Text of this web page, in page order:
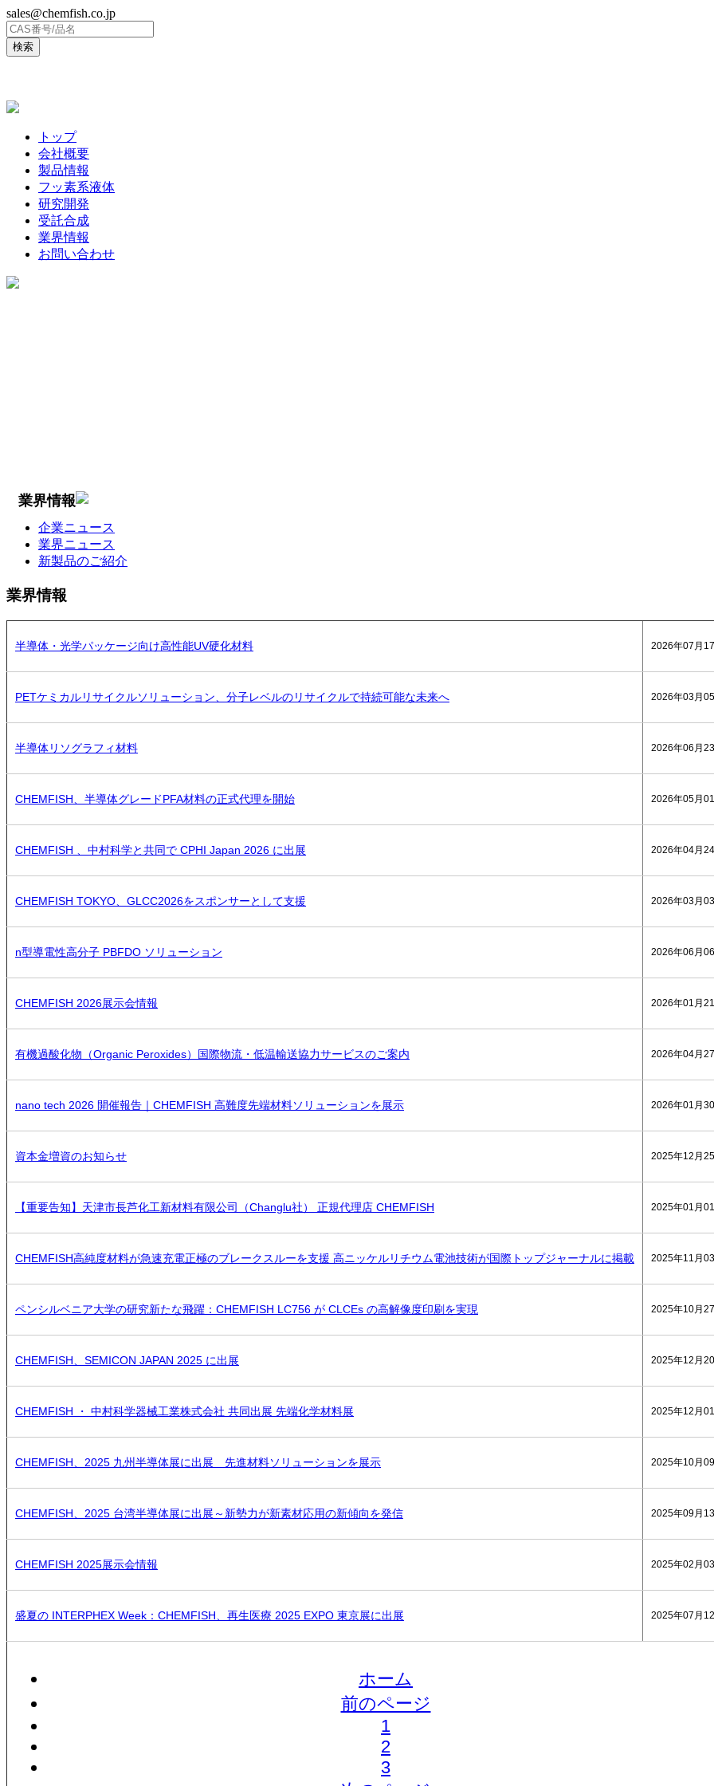
sales@chemfish.co.jp
トップ
会社概要
製品情報
フッ素系液体
研究開発
受託合成
業界情報
お問い合わせ
業界情報
企業ニュース
業界ニュース
新製品のご紹介
業界情報
半導体・光学パッケージ向け高性能UV硬化材料 2026年07月
PETケミカルリサイクルソリューション、分子レベルのリサイクルで持続可能な未来へ 2026年03月
半導体リソグラフィ材料 2026年06月
CHEMFISH、半導体グレードPFA材料の正式代理を開始 2026年05月
CHEMFISH 、中村科学と共同で CPHI Japan 2026 に出展 2026年04月
CHEMFISH TOKYO、GLCC2026をスポンサーとして支援 2026年03月
n型導電性高分子 PBFDO ソリューション 2026年06月
CHEMFISH 2026展示会情報 2026年01月
有機過酸化物（Organic Peroxides）国際物流・低温輸送協力サービスのご案内 2026年04月
nano tech 2026 開催報告｜CHEMFISH 高難度先端材料ソリューションを展示 2026年01月
資本金増資のお知らせ 2025年12月
【重要告知】天津市長芦化工新材料有限公司（Changlu社） 正規代理店 CHEMFISH 2025年01月
CHEMFISH高純度材料が急速充電正極のブレークスルーを支援 高ニッケルリチウム電池技術が国際トップジャーナルに掲載 2025年11月
ペンシルベニア大学の研究新たな飛躍：CHEMFISH LC756 が CLCEs の高解像度印刷を実現 2025年10月
CHEMFISH、SEMICON JAPAN 2025 に出展 2025年12月
CHEMFISH ・ 中村科学器械工業株式会社 共同出展 先端化学材料展 2025年12月
CHEMFISH、2025 九州半導体展に出展 先進材料ソリューションを展示 2025年10月
CHEMFISH、2025 台湾半導体展に出展～新勢力が新素材応用の新傾向を発信 2025年09月
CHEMFISH 2025展示会情報 2025年02月
盛夏の INTERPHEX Week：CHEMFISH、再生医療 2025 EXPO 東京展に出展 2025年07月
ホーム
前のページ
1
2
3